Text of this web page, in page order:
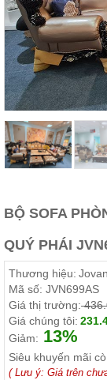
Thất
Phòng
Khách
Sofa,
tủ
rượu,
Bàn
trà...
Nội
Thất
Giường
ngủ, tủ
trang
điểm
Nội
Thất
Phòng
Ăn
ăn,
ghế
BỘ SOFA
QUÝ PHÁI
Thương hiệu:
Mã số: JVN699AS
Giá thị trường:
Giá chúng tôi:
Giảm: 13%
Siêu khuyến mãi
( Lưu ý: Giá trên